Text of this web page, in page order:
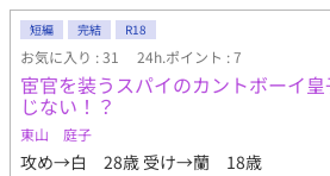
※BL大賞にエントリーしてます。
短編 完結 R18
お気に入り : 31 24h.ポイント : 7
宦官を装うスパイのカントボーイ
じない！？
東山 庭子
攻め→白 28歳 受け→蘭 18歳